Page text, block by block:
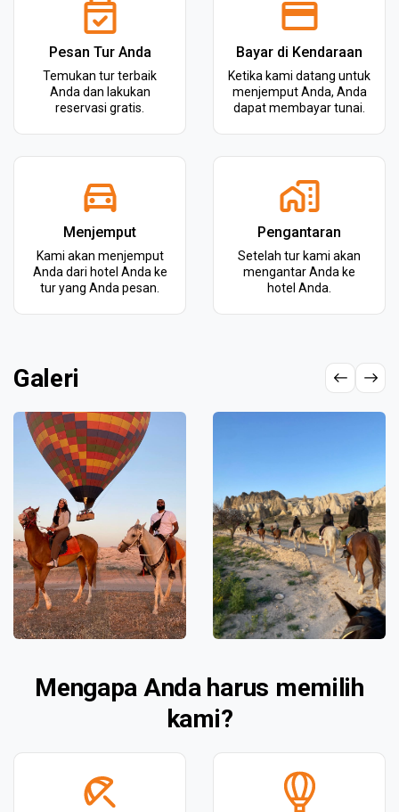
Pesan Tur Anda
Temukan tur terbaik
Anda dan lakukan
reservasi gratis.
Bayar di Kendaraan
Ketika kami datang untuk
menjemput Anda, Anda
dapat membayar tunai.
Menjemput
Kami akan menjemput
Anda dari hotel Anda ke
tur yang Anda pesan.
Pengantaran
Setelah tur kami akan
mengantar Anda ke
hotel Anda.
Galeri
Mengapa Anda harus memilih
kami?